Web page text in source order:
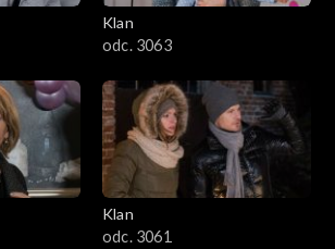
Klan
odc. 3063
Klan
odc. 3061